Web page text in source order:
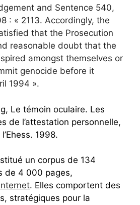
and Sentence 540,
: « 2113. Accordingly, the
that the Prosecution
reasonable doubt that the
amongst themselves or
genocide before it
1994 ».
Le témoin oculaire. Les
de l’attestation personnelle,
1998.
un corpus de 134
de 4 000 pages,
. Elles comportent des
stratégiques pour la